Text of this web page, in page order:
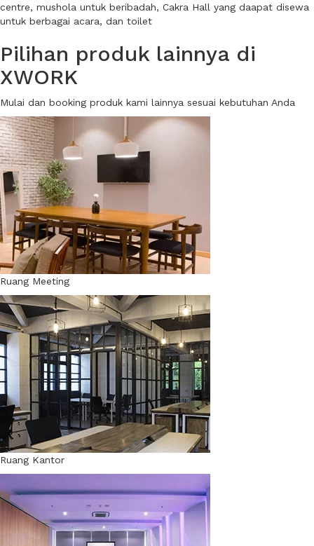
centre, mushola untuk beribadah, Cakra Hall yang daapat disewa
untuk berbagai acara, dan toilet
Pilihan produk lainnya di
XWORK
Mulai dan booking produk kami lainnya sesuai kebutuhan Anda
Ruang Meeting
Ruang Kantor